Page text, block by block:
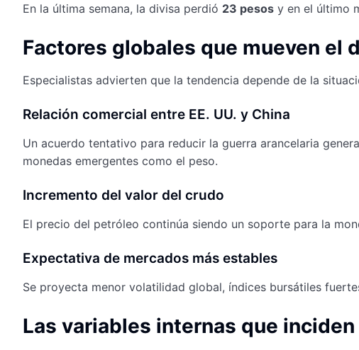
En la última semana, la divisa perdió 23 pesos y en el último
Factores globales que mueven el
Especialistas advierten que la tendencia depende de la
Relación comercial entre EE. UU. y China
Un acuerdo tentativo para reducir la guerra arancelaria genera
monedas emergentes como el peso.
Incremento del valor del crudo
El precio del petróleo continúa siendo un soporte para la
Expectativa de mercados más estables
Se proyecta menor volatilidad global, índices bursátiles
Las variables internas que